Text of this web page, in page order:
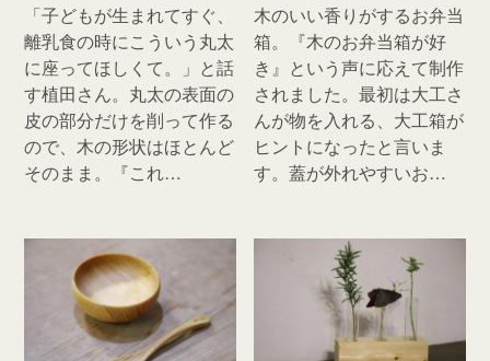
「子どもが生まれてすぐ、
離乳食の時にこういう丸太
に座ってほしくて。」と話
す植田さん。丸太の表面の
皮の部分だけを削って作る
ので、木の形状はほとんど
そのまま。『これ…
木のいい香りがするお弁当
箱。『木のお弁当箱が好
き』という声に応えて制作
されました。最初は大工さ
んが物を入れる、大工箱が
ヒントになったと言いま
す。蓋が外れやすいお…